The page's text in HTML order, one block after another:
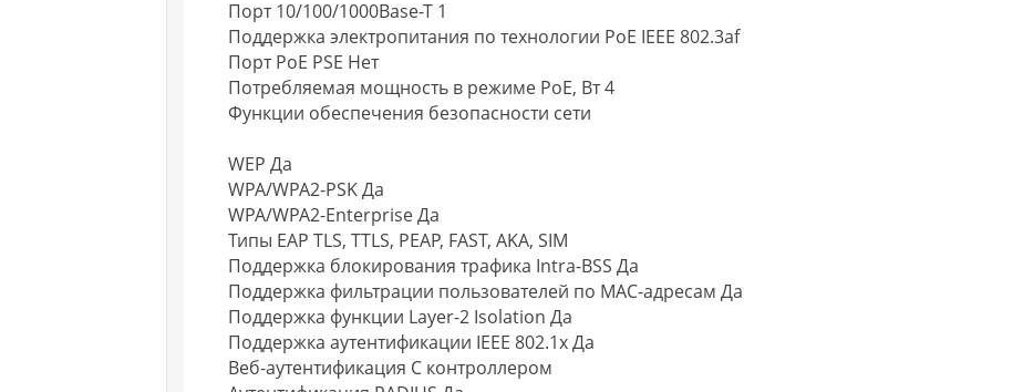
Порт 10/100/1000Base-T 1
Поддержка электропитания по технологии PoE IEEE 802.3af
Порт PoE PSE Нет
Потребляемая мощность в режиме PoE, Вт 4
Функции обеспечения безопасности сети
WEP Да
WPA/WPA2-PSK Да
WPA/WPA2-Enterprise Да
Типы EAP TLS, TTLS, PEAP, FAST, AKA, SIM
Поддержка блокирования трафика Intra-BSS Да
Поддержка фильтрации пользователей по MAC-адресам Да
Поддержка функции Layer-2 Isolation Да
Поддержка аутентификации IEEE 802.1x Да
Веб-аутентификация С контроллером